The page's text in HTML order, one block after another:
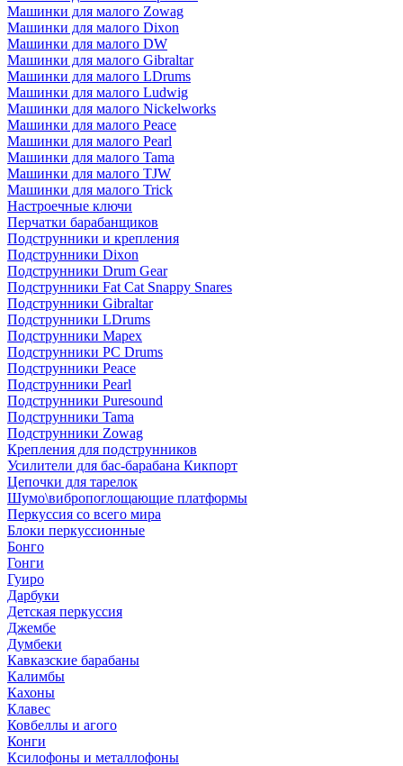
Машинки для малого Zowag
Машинки для малого Dixon
Машинки для малого DW
Машинки для малого Gibraltar
Машинки для малого LDrums
Машинки для малого Ludwig
Машинки для малого Nickelworks
Машинки для малого Peace
Машинки для малого Pearl
Машинки для малого Tama
Машинки для малого TJW
Машинки для малого Trick
Настроечные ключи
Перчатки барабанщиков
Подструнники и крепления
Подструнники Dixon
Подструнники Drum Gear
Подструнники Fat Cat Snappy Snares
Подструнники Gibraltar
Подструнники LDrums
Подструнники Mapex
Подструнники PC Drums
Подструнники Peace
Подструнники Pearl
Подструнники Puresound
Подструнники Tama
Подструнники Zowag
Крепления для подструнников
Усилители для бас-барабана Кикпорт
Цепочки для тарелок
Шумо\вибропоглощающие платформы
Перкуссия со всего мира
Блоки перкуссионные
Бонго
Гонги
Гуиро
Дарбуки
Детская перкуссия
Джембе
Думбеки
Кавказские барабаны
Калимбы
Кахоны
Клавес
Ковбеллы и агого
Конги
Ксилофоны и металлофоны